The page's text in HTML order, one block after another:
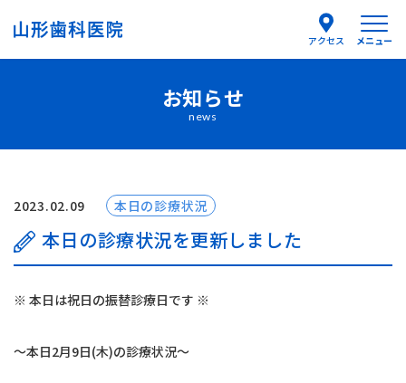
アクセス メニュー
医師紹介
はじめての方へ
診療案内
よくあるご質問
お知らせ
お知らせ
news
2023.02.09 本日の診療状況
本日の診療状況を更新しました
※ 本日は祝日の振替診療日です ※
〜本日2月9日(木)の診療状況〜